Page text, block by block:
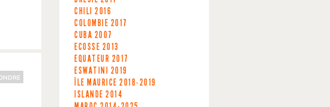
CHILI 2016
COLOMBIE 2017
CUBA 2007
ECOSSE 2013
EQUATEUR 2017
ESWATINI 2019
ÎLE MAURICE 2018-2019
ISLANDE 2014